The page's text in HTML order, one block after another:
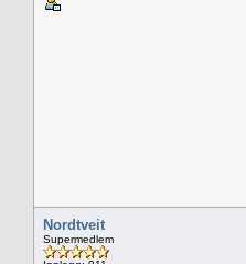
Nordtveit
Supermedlem